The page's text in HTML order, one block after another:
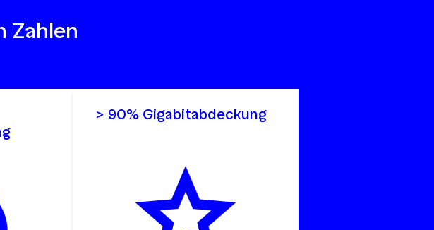
Zahlen
> 90% Gigabitabdeckung